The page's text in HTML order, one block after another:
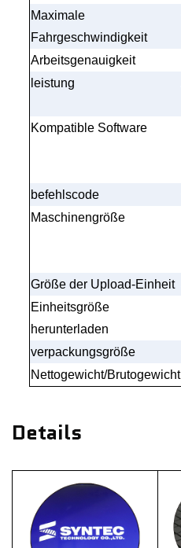
Maximale
Fahrgeschwindigkeit
Arbeitsgenauigkeit
leistung
Kompatible Software
befehlscode
Maschinengröße
Größe der Upload-Einheit
Einheitsgröße
herunterladen
verpackungsgröße
Nettogewicht/Brutogewicht
Details